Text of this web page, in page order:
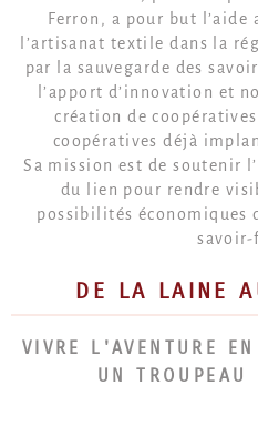
Ferron, a pour but l’aide
l’artisanat textile dans la
par la sauvegarde des
l’apport d’innovation et
création de
coopératives déjà
Sa mission est de soutenir
du lien pour rendre
possibilités économiques
savoir-
DE LA LAINE
VIVRE L'AVENTURE
UN TROUPEAU